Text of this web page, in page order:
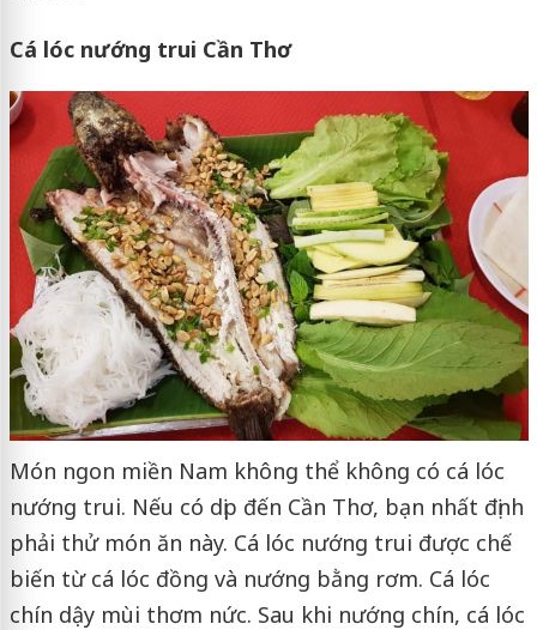
Cá lóc nướng trui Cần Thơ
Món ngon miền Nam không thể không có cá lóc
nướng trui. Nếu có dịp đến Cần Thơ, bạn nhất định
phải thử món ăn này. Cá lóc nướng trui được chế
biến từ cá lóc đồng và nướng bằng rơm. Cá lóc
chín dậy mùi thơm nức. Sau khi nướng chín, cá lóc